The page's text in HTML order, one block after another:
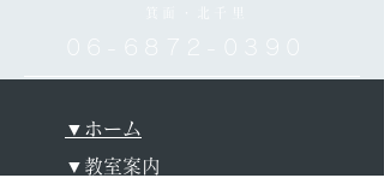
レッスン室のご案内【箕
面教室編】
06-6872-0390
▼ホーム
▼教室案内